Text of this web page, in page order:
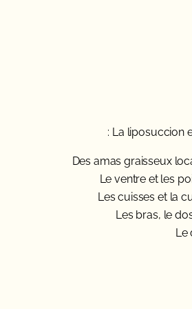
La liposuccion